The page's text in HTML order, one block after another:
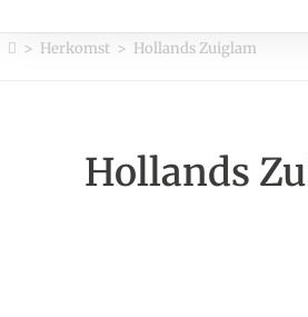
> Herkomst > Hollands Zuiglam
Hollands